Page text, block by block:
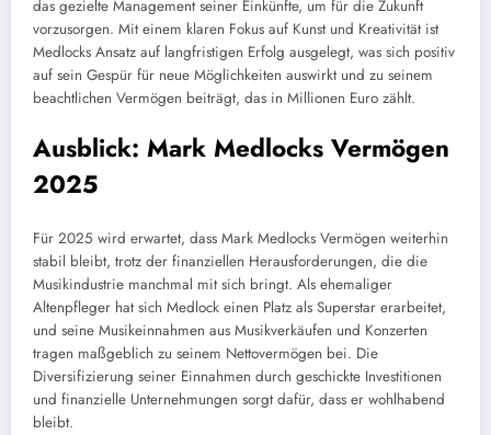
das gezielte Management seiner Einkünfte, um für die Zukunft
vorzusorgen. Mit einem klaren Fokus auf Kunst und Kreativität ist
Medlocks Ansatz auf langfristigen Erfolg ausgelegt, was sich positiv
auf sein Gespür für neue Möglichkeiten auswirkt und zu seinem
beachtlichen Vermögen beiträgt, das in Millionen Euro zählt.
Ausblick: Mark Medlocks Vermögen
2025
Für 2025 wird erwartet, dass Mark Medlocks Vermögen weiterhin
stabil bleibt, trotz der finanziellen Herausforderungen, die die
Musikindustrie manchmal mit sich bringt. Als ehemaliger
Altenpfleger hat sich Medlock einen Platz als Superstar erarbeitet,
und seine Musikeinnahmen aus Musikverkäufen und Konzerten
tragen maßgeblich zu seinem Nettovermögen bei. Die
Diversifizierung seiner Einnahmen durch geschickte Investitionen
und finanzielle Unternehmungen sorgt dafür, dass er wohlhabend
bleibt.